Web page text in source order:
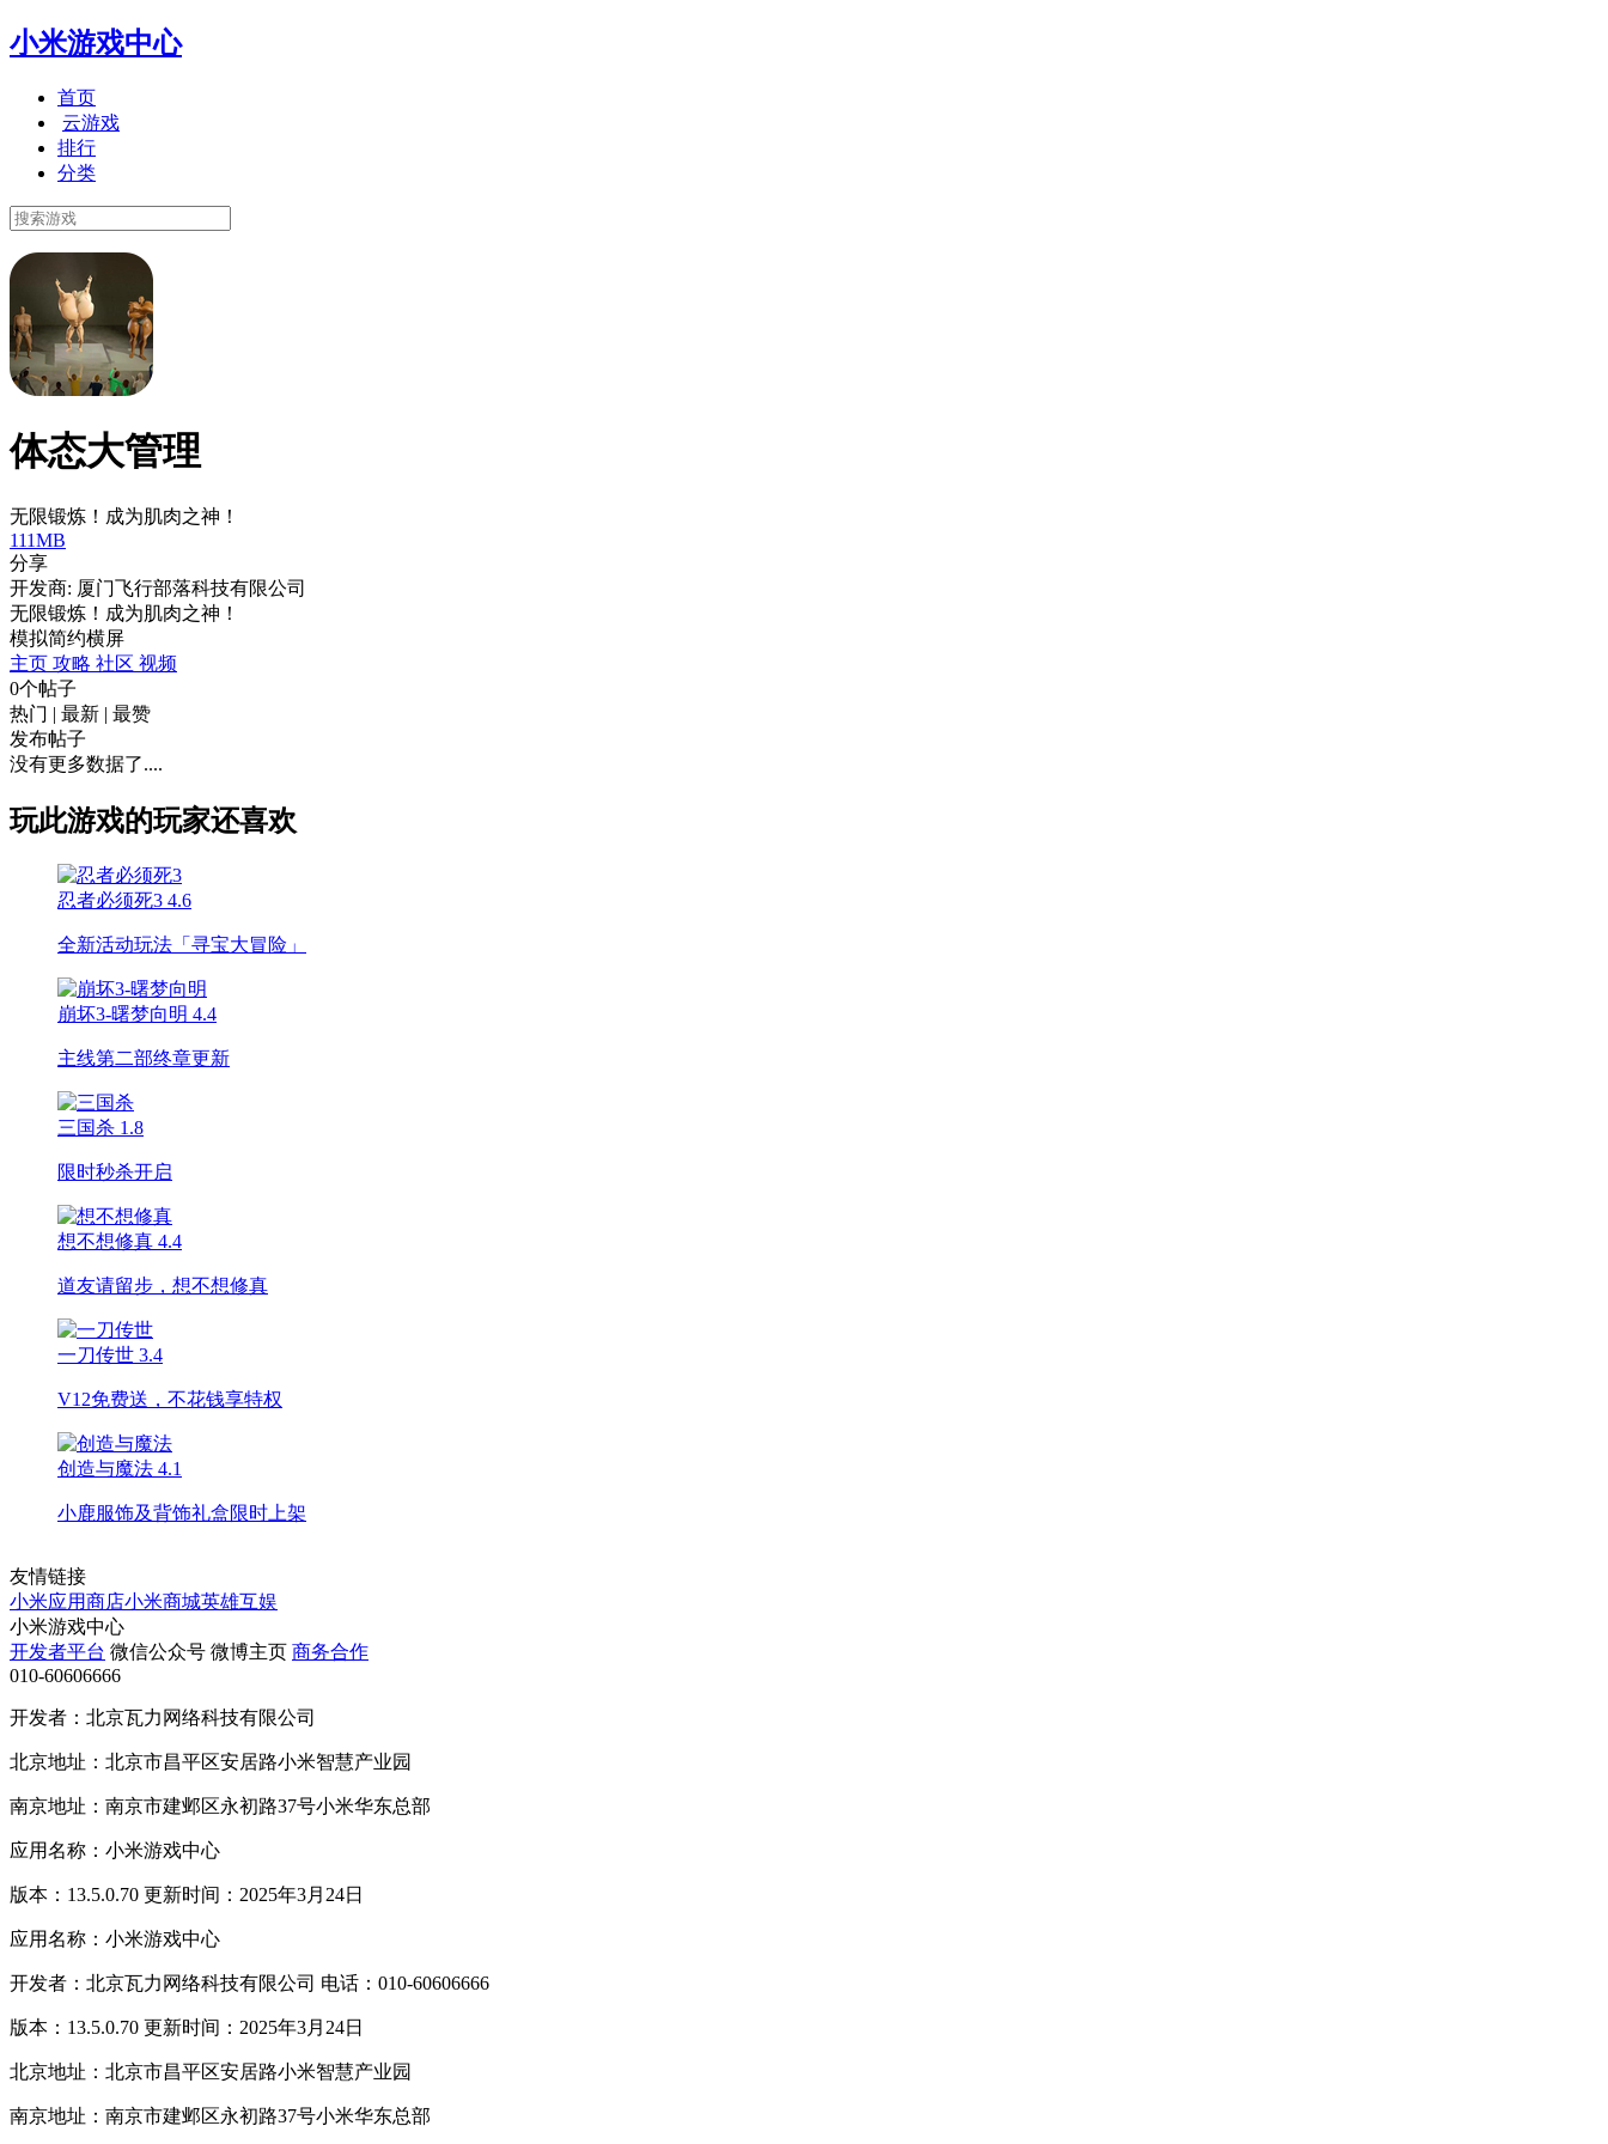
小米游戏中心
首页
云游戏
排行
分类
体态大管理
无限锻炼！成为肌肉之神！
111MB
分享
开发商: 厦门飞行部落科技有限公司
无限锻炼！成为肌肉之神！
模拟简约横屏
主页 攻略 社区 视频
0个帖子
热门 | 最新 | 最赞
发布帖子
没有更多数据了....
玩此游戏的玩家还喜欢
忍者必须死3 4.6
全新活动玩法「寻宝大冒险」
崩坏3-曙梦向明 4.4
主线第二部终章更新
三国杀 1.8
限时秒杀开启
想不想修真 4.4
道友请留步，想不想修真
一刀传世 3.4
V12免费送，不花钱享特权
创造与魔法 4.1
小鹿服饰及背饰礼盒限时上架
友情链接
小米应用商店小米商城英雄互娱
小米游戏中心
开发者平台 微信公众号 微博主页 商务合作
010-60606666
开发者：北京瓦力网络科技有限公司
北京地址：北京市昌平区安居路小米智慧产业园
南京地址：南京市建邺区永初路37号小米华东总部
应用名称：小米游戏中心
版本：13.5.0.70 更新时间：2025年3月24日
应用名称：小米游戏中心
开发者：北京瓦力网络科技有限公司 电话：010-60606666
版本：13.5.0.70 更新时间：2025年3月24日
北京地址：北京市昌平区安居路小米智慧产业园
南京地址：南京市建邺区永初路37号小米华东总部